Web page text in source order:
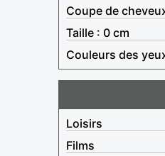
Coupe de
Taille : 0 cm
Couleurs des
Loisirs
Films